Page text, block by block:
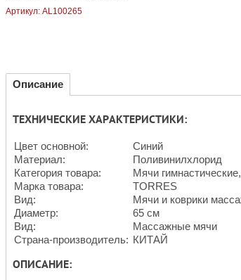
Артикул:AL100265
Описание
ТЕХНИЧЕСКИЕ ХАРАКТЕРИСТИКИ:
Цвет основной:
Синий
Материал:
Поливинилхлорид
Категория товара:
Мячи
Марка товара:
TORRES
Вид:
Мячи и коврики
Диаметр:
65 см
Вид:
Массажные мячи
Страна-производитель: КИТАЙ
ОПИСАНИЕ: